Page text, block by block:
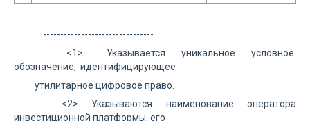
--------------------------------
<1> Указывается уникальное условное
обозначение, идентифицирующее
утилитарное цифровое право.
<2> Указываются наименование оператора
инвестиционной платформы, его